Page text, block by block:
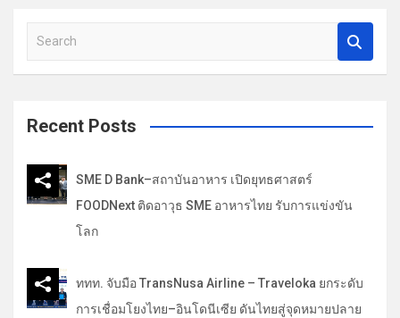
a
c
Recent Posts
SME D Bank–สถาบันอาหาร เปิดยุทธศาสตร์
FOODNext ติดอาวุธ SME อาหารไทย รับการแข่งขัน
โลก
ททท. จับมือ TransNusa Airline – Traveloka ยกระดับ
การเชื่อมโยงไทย–อินโดนีเซีย ดันไทยสู่จุดหมายปลาย